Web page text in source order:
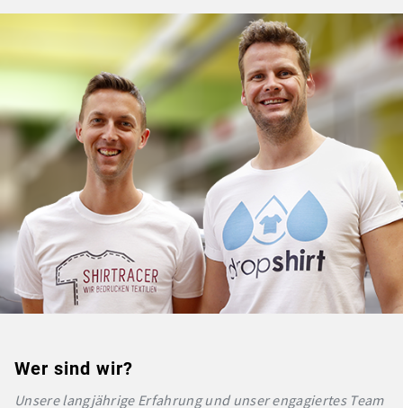
Wer sind wir?
Unsere langjährige Erfahrung und unser engagiertes Team